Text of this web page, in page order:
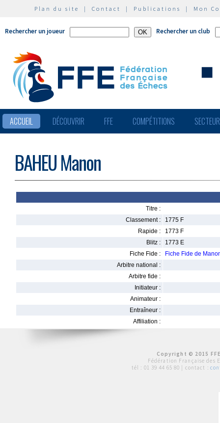
Plan du site | Contact | Publications | Mon
Rechercher un joueur Rechercher un club
ACCUEIL DÉCOUVRIR FFE COMPÉTITIONS
BAHEU Manon
Titre :
Classement :
1775 F
Rapide :
1773 F
Blitz :
1773 E
Fiche Fide :
Fiche Fide de
Arbitre national :
Arbitre fide :
Initiateur :
Animateur :
Entraîneur :
Affiliation :
Copyright © 2015
Fédération Française des
tél : 01 39 44 65 80 | contact :